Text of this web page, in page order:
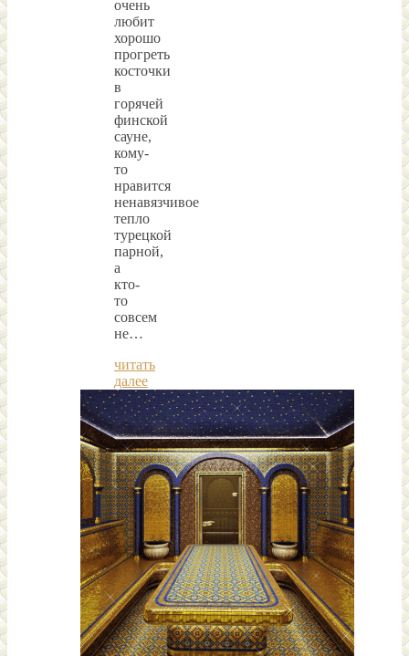
очень
любит
хорошо
прогреть
косточки
в
горячей
финской
сауне,
кому-
то
нравится
ненавязчивое
тепло
турецкой
парной,
а
кто-
то
совсем
не…
читать
далее